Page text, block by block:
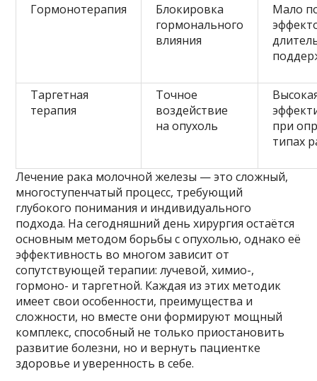
Гормонотерапия
Блокировка
гормонального
влияния
Мало
Таргетная
терапия
Точное
воздействие
на опухоль
при
типах
Лечение рака молочной железы — это сложный,
многоступенчатый процесс, требующий
глубокого понимания и индивидуального
подхода. На сегодняшний день хирургия остаётся
основным методом борьбы с опухолью, однако её
эффективность во многом зависит от
сопутствующей терапии: лучевой, химио-,
гормоно- и таргетной. Каждая из этих методик
имеет свои особенности, преимущества и
сложности, но вместе они формируют мощный
комплекс, способный не только приостановить
развитие болезни, но и вернуть пациентке
здоровье и уверенность в себе.